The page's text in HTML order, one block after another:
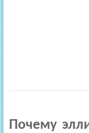
Почему